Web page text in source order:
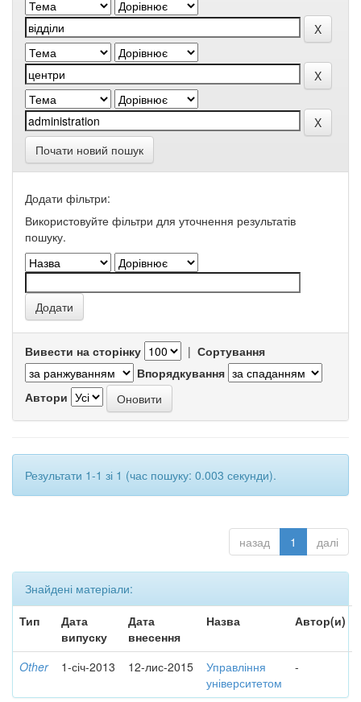
Почати новий пошук
Додати фільтри:
Використовуйте фільтри для уточнення результатів
пошуку.
Вивести на сторінку | Сортування
Впорядкування
Автори
Результати 1-1 зі 1 (час пошуку: 0.003 секунди).
назад 1 далі
Знайдені матеріали:
Тип
Дата
випуску
Дата
внесення
Назва Автор(и)
Other 1-січ-2013 12-лис-2015
Управління
університетом
-